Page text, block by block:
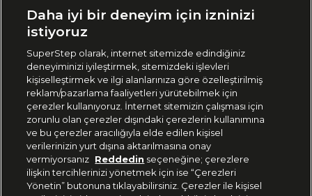
🇹🇷 Türkiye
444 37 36
Uygulamadan Takip Edin
Daha iyi bir deneyim için izninizi
istiyoruz
SuperStep olarak, internet sitemizde edindiğiniz
deneyiminizi iyileştirmek, sitemizdeki işlevleri
kişiselleştirmek ve ilgi alanlarınıza göre özelleştirilmiş
reklam/pazarlama faaliyetleri yürütebilmek için
çerezler kullanıyoruz. İnternet sitemizin çalışması için
zorunlu olan çerezler dışındaki çerezlerin kullanımına
ve bu çerezler aracılığıyla elde edilen kişisel
verilerinizin yurt dışına aktarılmasına onay
vermiyorsanız Reddedin seçeneğine; çerezlere
ilişkin tercihlerinizi yönetmek için ise “Çerezleri
Yönetin” butonuna tıklayabilirsiniz. Çerezler ile kişisel